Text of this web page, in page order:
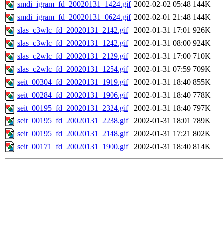
smdi_igram_fd_20020131_1424.gif 2002-02-02 05:48 144K
smdi_igram_fd_20020131_0624.gif 2002-02-01 21:48 144K
slas_c3wlc_fd_20020131_2142.gif
2002-01-31 17:01 926K
slas_c3wlc_fd_20020131_1242.gif
2002-01-31 08:00 924K
slas_c2wlc_fd_20020131_2129.gif
2002-01-31 17:00 710K
slas_c2wlc_fd_20020131_1254.gif
2002-01-31 07:59 709K
seit_00304_fd_20020131_1919.gif
2002-01-31 18:40 855K
seit_00284_fd_20020131_1906.gif
2002-01-31 18:40 778K
seit_00195_fd_20020131_2324.gif
2002-01-31 18:40 797K
seit_00195_fd_20020131_2238.gif
2002-01-31 18:01 789K
seit_00195_fd_20020131_2148.gif
2002-01-31 17:21 802K
seit_00171_fd_20020131_1900.gif
2002-01-31 18:40 814K